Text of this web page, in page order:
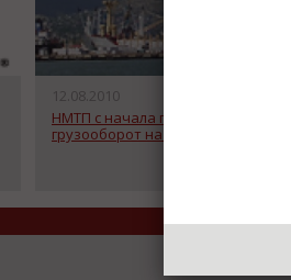
12.08.2010
НМТП с начала года снизил
грузооборот на 1%